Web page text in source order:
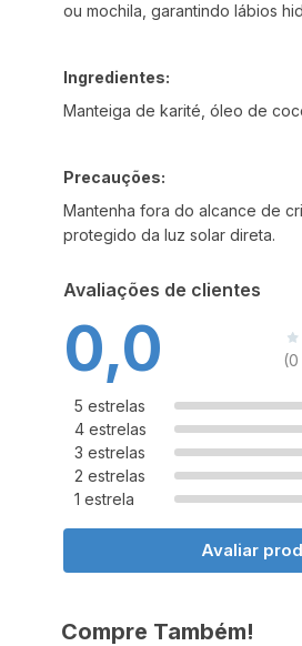
ou mochila, garantindo lábios
Ingredientes:
Manteiga de karité, óleo de
Precauções:
Mantenha fora do alcance de
protegido da luz solar direta.
Avaliações de clientes
0,0
5 estrelas
4 estrelas
3 estrelas
2 estrelas
1 estrela
Avaliar
Compre Também!